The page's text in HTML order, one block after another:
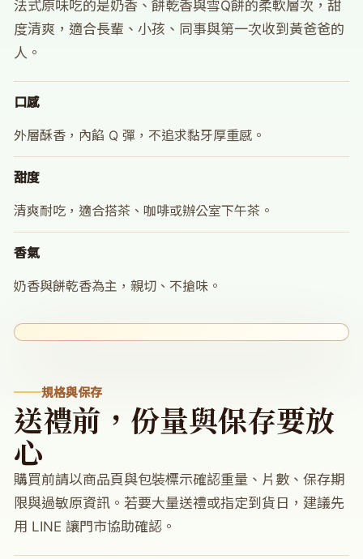
法式原味吃的是奶香、餅乾香與雪Q餅的柔軟層次，甜
度清爽，適合長輩、小孩、同事與第一次收到黃爸爸的
人。
口感
外層酥香，內餡 Q 彈，不追求黏牙厚重感。
甜度
清爽耐吃，適合搭茶、咖啡或辦公室下午茶。
香氣
奶香與餅乾香為主，親切、不搶味。
規格與保存
送禮前，份量與保存要放
心
購買前請以商品頁與包裝標示確認重量、片數、保存期
限與過敏原資訊。若要大量送禮或指定到貨日，建議先
用 LINE 讓門市協助確認。